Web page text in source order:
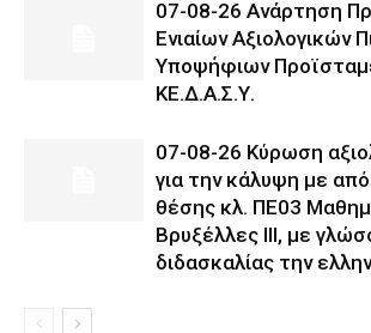
07-08-26 Ανάρτηση
Ενιαίων Αξιολογικών
Υποψήφιων
ΚΕ.Δ.Α.Σ.Υ.
07-08-26 Κύρωση
για την κάλυψη με
θέσης κλ. ΠΕ03
Βρυξέλλες ΙΙΙ, με
διδασκαλίας την